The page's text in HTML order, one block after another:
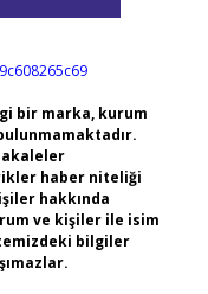
bir marka, kurum
haber niteliği
hakkında
ve kişiler ile isim
bilgiler